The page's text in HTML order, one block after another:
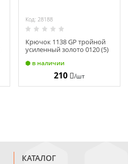
Код: 28188
Крючок 1138 GP тройной
усиленный золото 0120 (5)
в наличии
210 /шт
КАТАЛОГ